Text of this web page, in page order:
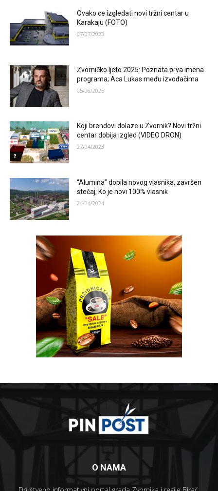
Ovako ce izgledati novi tržni centar u
Karakaju (FOTO)
07/07/2023
Zvorničko ljeto 2025: Poznata prva imena
programa; Aca Lukas među izvođačima
05/06/2025
Koji brendovi dolaze u Zvornik? Novi tržni
centar dobija izgled (VIDEO DRON)
27/04/2023
“Alumina” dobila novog vlasnika, završen
stečaj; Ko je novi 100% vlasnik
24/04/2024
O NAMA